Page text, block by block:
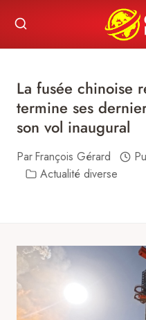
content
La fusée chinoise
termine ses
son vol inaugural
ParFrançois Gérard
Actualité diverse